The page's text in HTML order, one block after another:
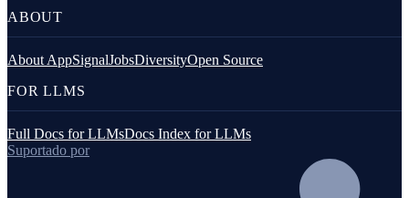
ABOUT
About AppSignalJobsDiversityOpen Source
FOR LLMS
Full Docs for LLMsDocs Index for LLMs
Suportado por